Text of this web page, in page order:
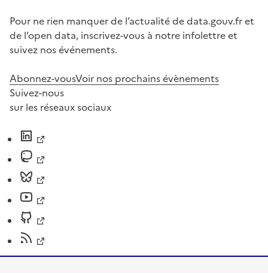
Pour ne rien manquer de l’actualité de data.gouv.fr et
de l’open data, inscrivez-vous à notre infolettre et
suivez nos événements.
Abonnez-vousVoir nos prochains évènements
Suivez-nous
sur les réseaux sociaux